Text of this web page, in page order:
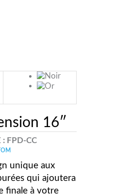
16″
: FPD-CC
unique aux
qui ajoutera
finale à votre